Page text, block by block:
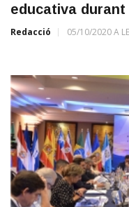
educativa durant
Redacció 05/10/2020 A